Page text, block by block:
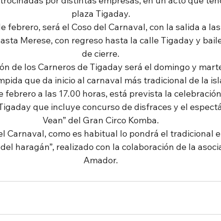
plaza Tigaday.
febrero, será el Coso del Carnaval, con la salida a
Merese, con regreso hasta la calle Tigaday y
de cierre.
de los Carneros de Tigaday será el domingo y
que da inicio al carnaval más tradicional de la
febrero a las 17.00 horas, está prevista la
que incluye concurso de disfraces y el
Vean” del Gran Circo Komba.
Carnaval, como es habitual lo pondrá el tradicional
haragán”, realizado con la colaboración de la
Amador.